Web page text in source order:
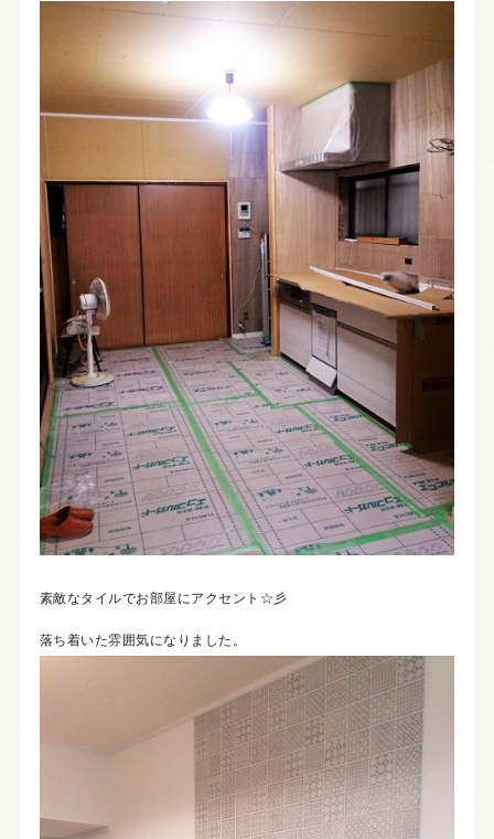
素敵なタイルでお部屋にアクセント☆彡
落ち着いた雰囲気になりました。